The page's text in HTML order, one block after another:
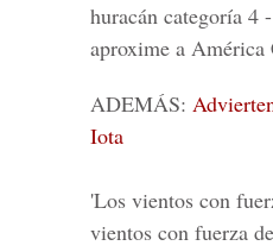
huracán categoría 4
aproxime a América
ADEMÁS:
Iota
'Los vientos con
vientos con fuerza